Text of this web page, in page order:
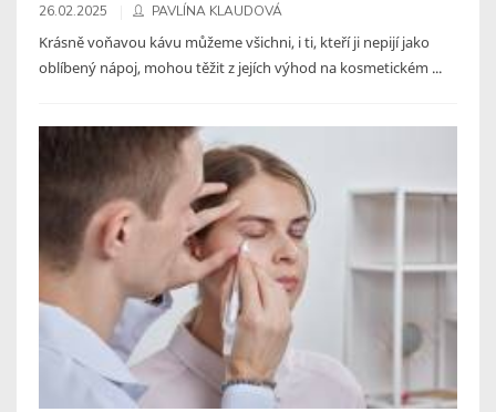
26.02.2025 PAVLÍNA KLAUDOVÁ
Krásně voňavou kávu můžeme všichni, i ti, kteří ji nepijí jako
oblíbený nápoj, mohou těžit z jejích výhod na kosmetickém ...